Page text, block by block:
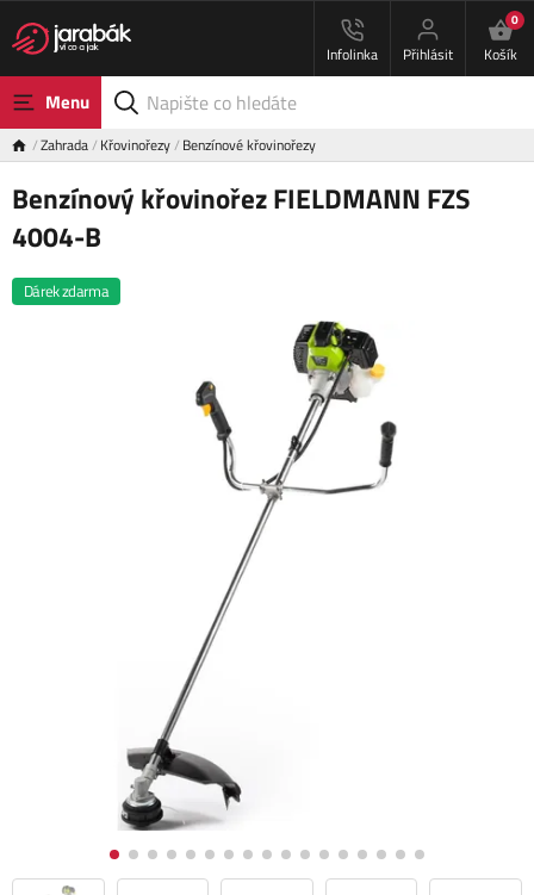
Infolinka Přihlásit
0
Košík
Menu
Zahrada Křovinořezy Benzínové křovinořezy
Benzínový křovinořez FIELDMANN FZS
4004-B
Dárek zdarma